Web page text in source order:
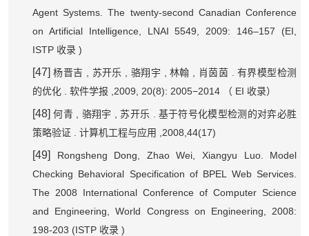
Agent Systems. The twenty-second Canadian Conference
on Artificial Intelligence, LNAI 5549, 2009: 146–157 (EI,
ISTP 收录)
[47]杨晋吉 苏开乐 骆翔宇 ,林翰 肖茵茵 .有界模型检测
的优化. 软件学报 ,2009, 20(8): 2005−2014 （ EI 收录）
[48]何青, 骆翔宇 ,苏开乐
基于符号化模型检测的对弈必胜
策略验证. 计算机工程与应用 ,2008,44(17)
[49]
Rongsheng Dong, Zhao Wei, Xiangyu Luo. Model
Checking Behavioral Specification of BPEL Web Services.
The 2008 International Conference of Computer Science
and Engineering, World Congress on Engineering, 2008:
198-203 (ISTP 收录)